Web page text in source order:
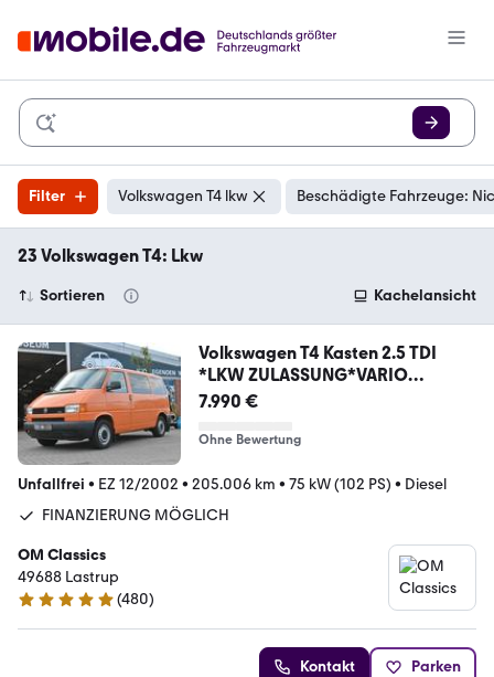
Filter Volkswagen T4 lkw Beschädigte Fahrzeuge:
23 Volkswagen T4: Lkw
Sortieren Kachelansicht
Volkswagen T4 Kasten 2.5 TDI
*LKW ZULASSUNG*VARIO
AUSBAU*
7.990 €
Ohne Bewertung
Unfallfrei • EZ 12/2002 • 205.006 km • 75 kW (102 PS) • Diesel
FINANZIERUNG MÖGLICH
OM Classics
49688 Lastrup
4.8 Sterne
(480)
Kontakt Parken